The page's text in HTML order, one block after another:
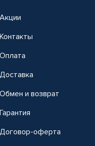
Акции
Контакты
Оплата
Доставка
Обмен и возврат
Гарантия
Договор-оферта